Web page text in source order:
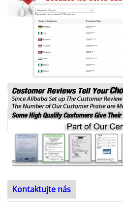
Kontaktujte nás